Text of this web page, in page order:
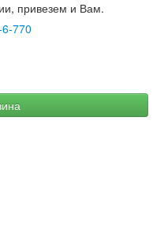
привезем и Вам.
770